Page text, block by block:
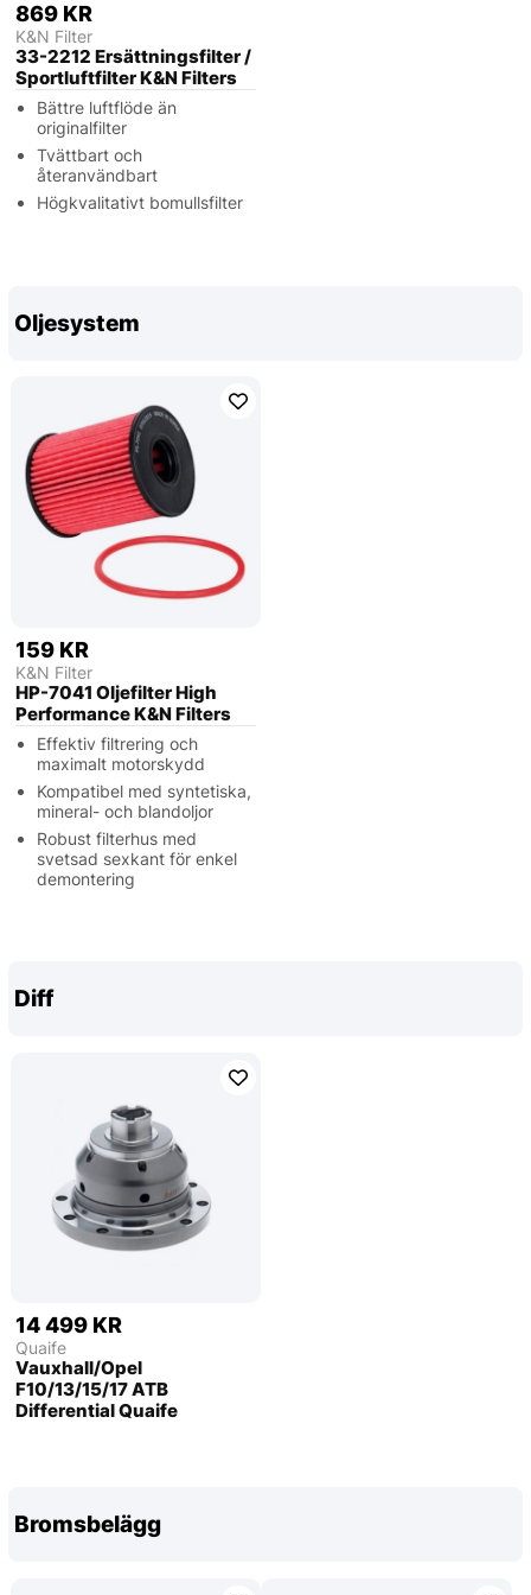
869 KR
K&N Filter
33-2212 Ersättningsfilter /
Sportluftfilter K&N Filters
Bättre luftflöde än
originalfilter
Tvättbart och
återanvändbart
Högkvalitativt bomullsfilter
Oljesystem
159 KR
K&N Filter
HP-7041 Oljefilter High
Performance K&N Filters
Effektiv filtrering och
maximalt motorskydd
Kompatibel med syntetiska,
mineral- och blandoljor
Robust filterhus med
svetsad sexkant för enkel
demontering
Diff
14 499 KR
Quaife
Vauxhall/Opel
F10/13/15/17 ATB
Differential Quaife
Bromsbelägg